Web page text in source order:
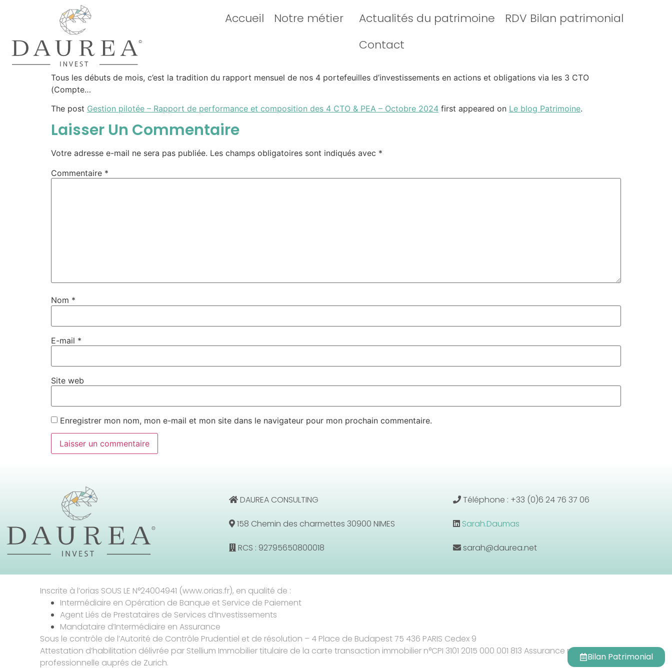
Accueil Notre métier Actualités du patrimoine
RDV Bilan patrimonial
Contact
Tous les débuts de mois, c’est la tradition du rapport mensuel de nos 4 portefeuilles d’investissements en actions et obligations via les 3 CTO
(Compte…
The post Gestion pilotée – Rapport de performance et composition des 4 CTO & PEA – Octobre 2024 first appeared on Le blog Patrimoine.
Laisser Un Commentaire
Votre adresse e-mail ne sera pas publiée. Les champs obligatoires sont indiqués avec *
Commentaire *
Nom *
E-mail *
Site web
Enregistrer mon nom, mon e-mail et mon site dans le navigateur pour mon prochain commentaire.
DAUREA CONSULTING
158 Chemin des charmettes 30900 NIMES
RCS : 92795650800018
Bilan Patrimonial
Téléphone : +33 (0)6 24 76 37 06
Sarah.Daumas
sarah@daurea.net
Inscrite à l’orias SOUS LE N°24004941 (www.orias.fr), en qualité de :
Intermédiaire en Opération de Banque et Service de Paiement
Agent Liés de Prestataires de Services d’Investissements
Mandataire d’Intermédiaire en Assurance
Sous le contrôle de l’Autorité de Contrôle Prudentiel et de résolution – 4 Place de Budapest 75 436 PARIS Cedex 9
Attestation d’habilitation délivrée par Stellium Immobilier titulaire de la carte transaction immobilier n°CPI 3101 2015 000 001 813 Assurance responsabilité civile
professionnelle auprés de Zurich.